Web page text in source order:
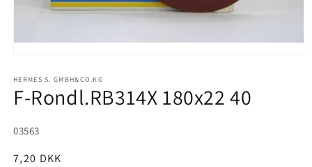
1
i
modus
HERMES S. GMBH&CO.KG
F-Rondl.RB314X 180x22 40
SKU:
03563
Normalpris
7,20 DKK